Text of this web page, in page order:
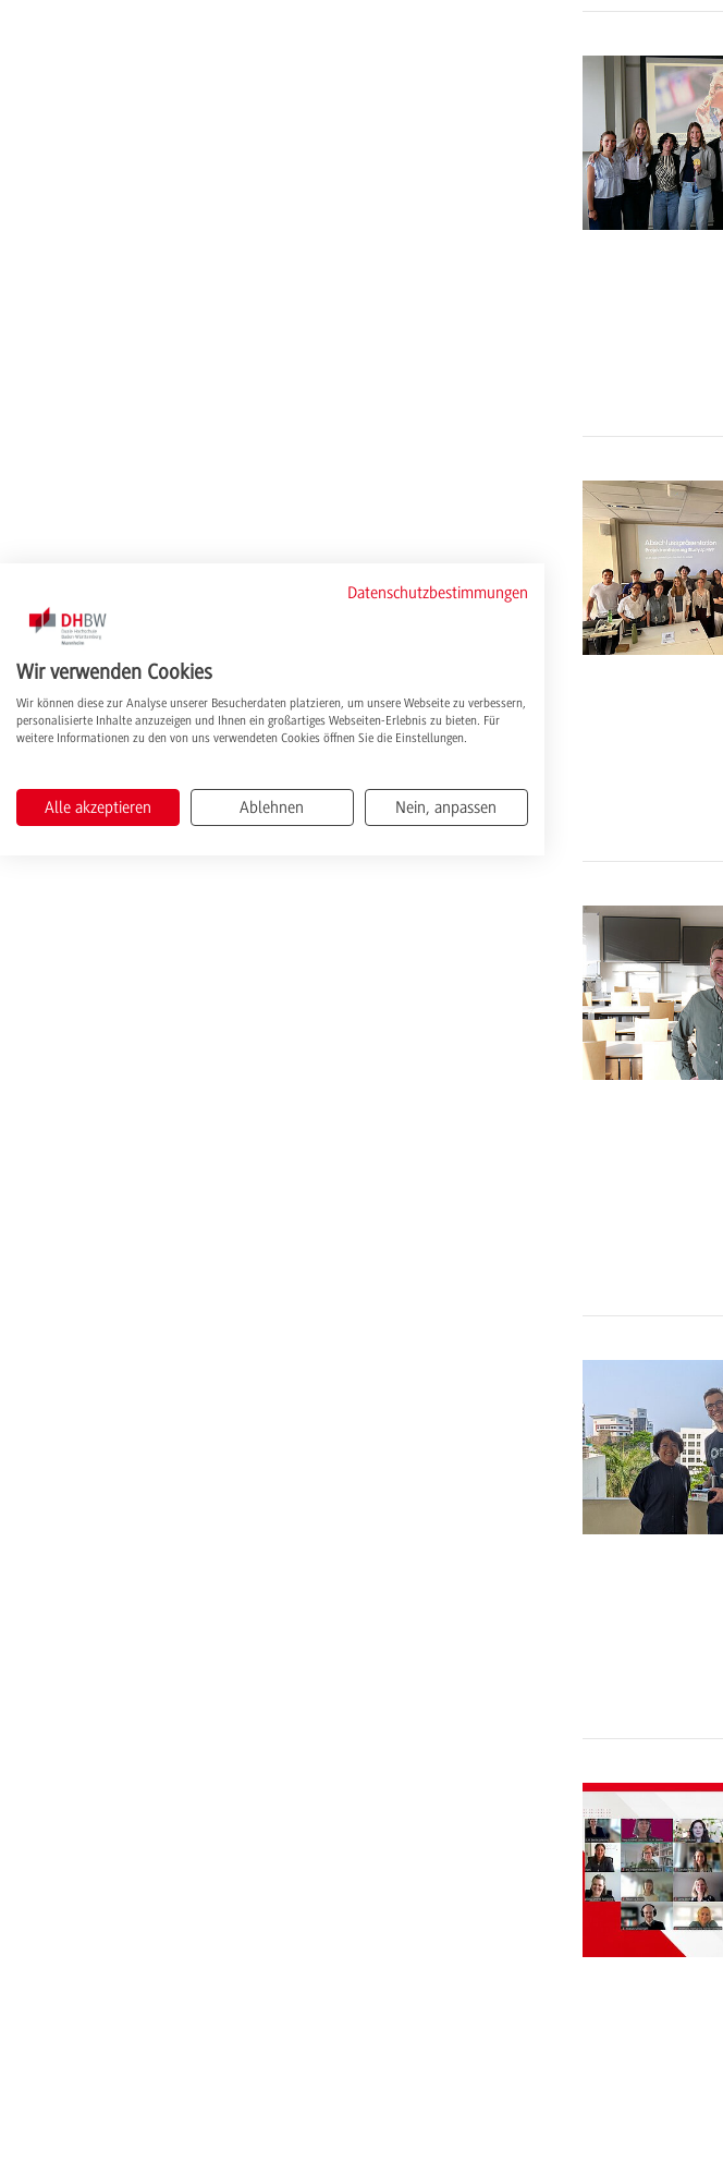
Datenschutzbestimmungen
Wir verwenden Cookies
Wir können diese zur Analyse unserer Besucherdaten platzieren, um unsere Webseite zu verbessern,
personalisierte Inhalte anzuzeigen und Ihnen ein großartiges Webseiten-Erlebnis zu bieten. Für
weitere Informationen zu den von uns verwendeten Cookies öffnen Sie die Einstellungen.
Alle akzeptieren Ablehnen Nein, anpassen